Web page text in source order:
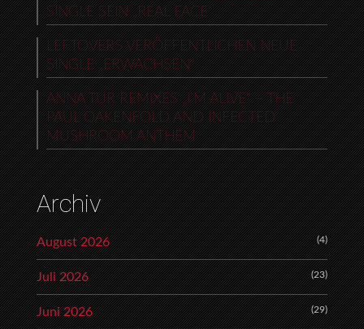
SINGLE SEIN „REAL FACE“
LEFTOVERS VERÖFFENTLICHEN NEUE
SINGLE „ERWACHSEN“
ANNA TUR REMIXES „I’M ALIVE“ – THE
PAUL OAKENFOLD AND INFECTED
MUSHROOM ANTHEM
Archiv
August 2026 (4)
Juli 2026 (23)
Juni 2026 (29)